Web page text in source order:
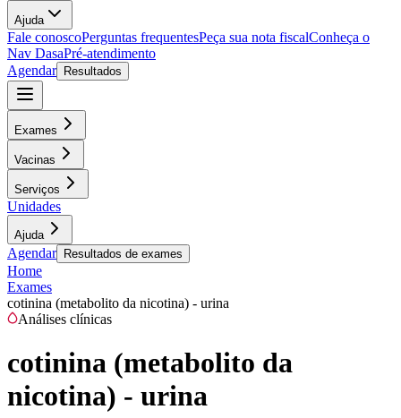
Ajuda
Fale conoscoPerguntas frequentesPeça sua nota fiscalConheça o
Nav DasaPré-atendimento
Agendar
Resultados
Exames
Vacinas
Serviços
Unidades
Ajuda
Agendar Resultados de exames
Home
Exames
cotinina (metabolito da nicotina) - urina
Análises clínicas
cotinina (metabolito da
nicotina) - urina